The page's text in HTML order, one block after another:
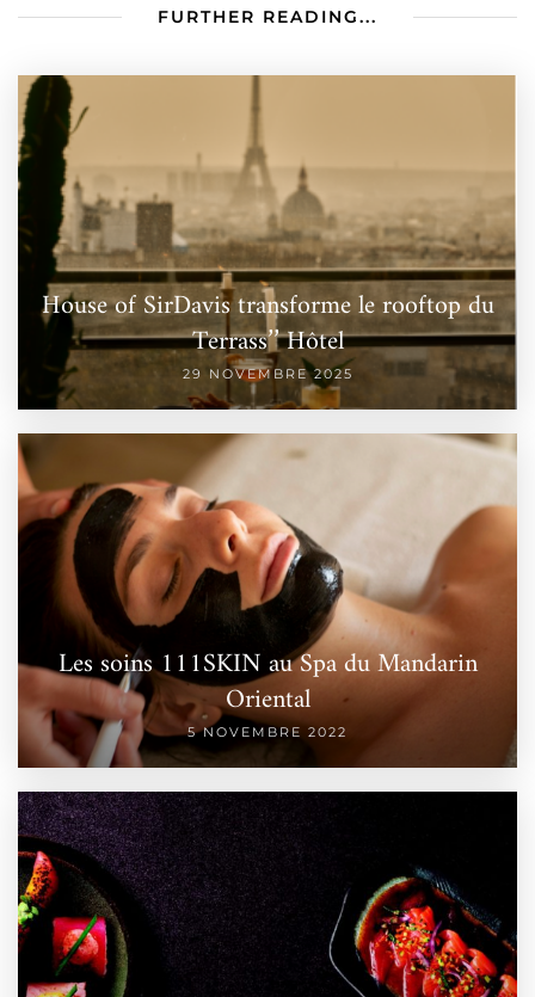
FURTHER READING...
House of SirDavis transforme le rooftop du
Terrass’’ Hôtel
29 NOVEMBRE 2025
Les soins 111SKIN au Spa du Mandarin
Oriental
5 NOVEMBRE 2022